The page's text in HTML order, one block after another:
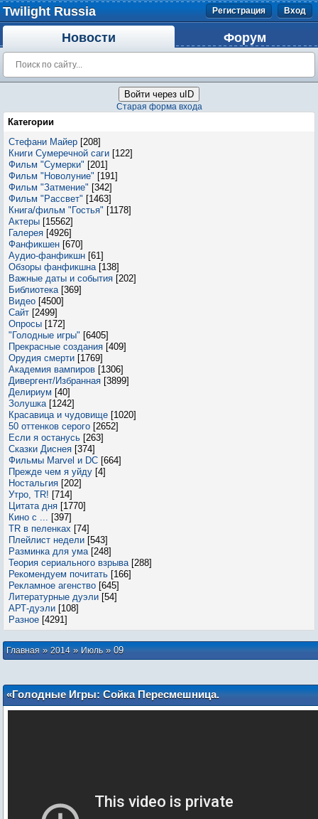
Twilight Russia Регистрация Вход
Новости Форум
Войти через uID
Старая форма входа
Категории
Стефани Майер [208]
Книги Сумеречной саги [122]
Фильм "Сумерки" [201]
Фильм "Новолуние" [191]
Фильм "Затмение" [342]
Фильм "Рассвет" [1463]
Книга/фильм "Гостья" [1178]
Актеры [15562]
Галерея [4926]
Фанфикшен [670]
Аудио-фанфикшн [61]
Обзоры фанфикшна [138]
Важные даты и события [202]
Библиотека [369]
Видео [4500]
Сайт [2499]
Опросы [172]
"Голодные игры" [6405]
Прекрасные создания [409]
Орудия смерти [1769]
Академия вампиров [1306]
Дивергент/Избранная [3899]
Делириум [40]
Золушка [1242]
Красавица и чудовище [1020]
50 оттенков серого [2652]
Если я останусь [263]
Сказки Диснея [374]
Фильмы Marvel и DC [664]
Прежде чем я уйду [4]
Ностальгия [202]
Утро, TR! [714]
Цитата дня [1770]
Кино с ... [397]
TR в пеленках [74]
Плейлист недели [543]
Разминка для ума [248]
Теория сериального взрыва [288]
Рекомендуем почитать [166]
Рекламное агенство [645]
Литературные дуэли [54]
АРТ-дуэли [108]
Разное [4291]
Главная»2014 » Июль » 09
«Голодные Игры: Сойка Пересмешница.
Часть 1»: Тизер № 2